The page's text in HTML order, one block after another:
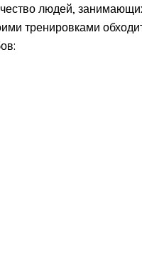
людей,
тренировками